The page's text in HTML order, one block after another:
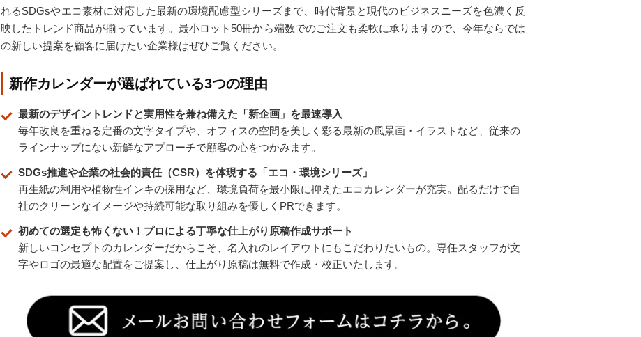
れるSDGsやエコ素材に対応した最新の環境配慮型シリーズまで、時代背景と現代のビジネスニーズを色濃く反
映したトレンド商品が揃っています。最小ロット50冊から端数でのご注文も柔軟に承りますので、今年ならでは
の新しい提案を顧客に届けたい企業様はぜひご覧ください。
新作カレンダーが選ばれている3つの理由
最新のデザイントレンドと実用性を兼ね備えた「新企画」を最速導入
毎年改良を重ねる定番の文字タイプや、オフィスの空間を美しく彩る最新の風景画・イラストなど、従来の
ラインナップにない新鮮なアプローチで顧客の心をつかみます。
SDGs推進や企業の社会的責任（CSR）を体現する「エコ・環境シリーズ」
再生紙の利用や植物性インキの採用など、環境負荷を最小限に抑えたエコカレンダーが充実。配るだけで自
社のクリーンなイメージや持続可能な取り組みを優しくPRできます。
初めての選定も怖くない！プロによる丁寧な仕上がり原稿作成サポート
新しいコンセプトのカレンダーだからこそ、名入れのレイアウトにもこだわりたいもの。専任スタッフが文
字やロゴの最適な配置をご提案し、仕上がり原稿は無料で作成・校正いたします。